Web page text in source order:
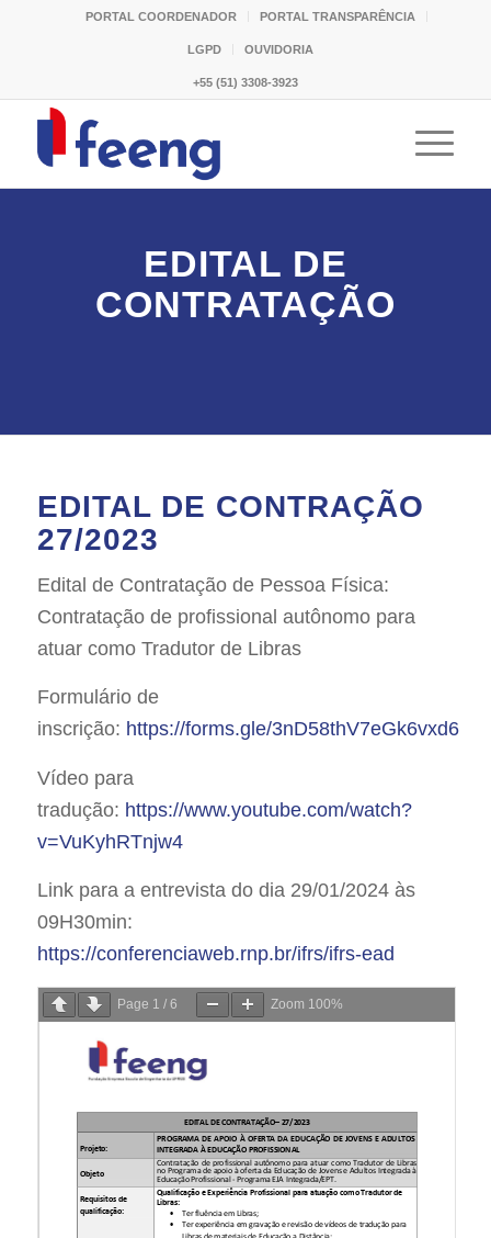
PORTAL COORDENADOR PORTAL TRANSPARÊNCIA
LGPD OUVIDORIA
+55 (51) 3308-3923
EDITAL DE
CONTRATAÇÃO
EDITAL DE CONTRAÇÃO
27/2023
Edital de Contratação de Pessoa Física:
Contratação de profissional autônomo para
atuar como Tradutor de Libras
Formulário de
inscrição: https://forms.gle/3nD58thV7eGk6vxd6
Vídeo para
tradução: https://www.youtube.com/watch?
v=VuKyhRTnjw4
Link para a entrevista do dia 29/01/2024 às
09H30min:
https://conferenciaweb.rnp.br/ifrs/ifrs-ead
Page 1 / 6 Zoom 100%